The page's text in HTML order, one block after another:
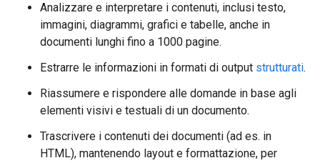
Analizzare e interpretare i contenuti, inclusi testo,
immagini, diagrammi, grafici e tabelle, anche in
documenti lunghi fino a 1000 pagine.
Estrarre le informazioni in formati di output strutturati.
Riassumere e rispondere alle domande in base agli
elementi visivi e testuali di un documento.
Trascrivere i contenuti dei documenti (ad es. in
HTML), mantenendo layout e formattazione, per